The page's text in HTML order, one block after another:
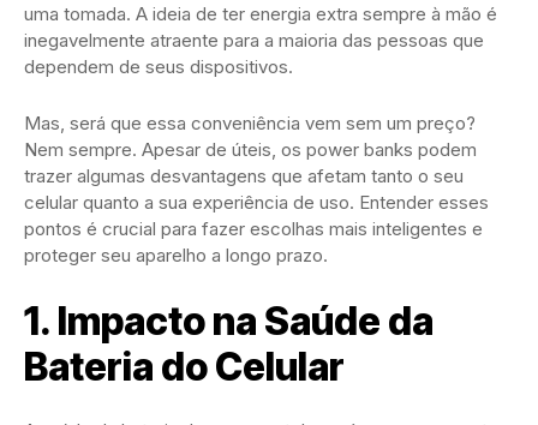
uma tomada. A ideia de ter energia extra sempre à mão é
inegavelmente atraente para a maioria das pessoas que
dependem de seus dispositivos.
Mas, será que essa conveniência vem sem um preço?
Nem sempre. Apesar de úteis, os power banks podem
trazer algumas desvantagens que afetam tanto o seu
celular quanto a sua experiência de uso. Entender esses
pontos é crucial para fazer escolhas mais inteligentes e
proteger seu aparelho a longo prazo.
1. Impacto na Saúde da
Bateria do Celular